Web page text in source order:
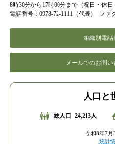
8時30分から17時00分まで（祝日・休日
電話番号：0978-72-1111（代表）
ファ
組織別電話
メールでのお問い
人口と
総人口 24,213人
令和8年7月
統計